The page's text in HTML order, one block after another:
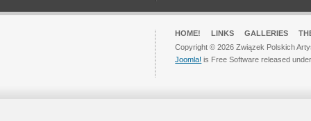
HOME! LINKS GALLERIES
Copyright © 2026 Związek Polskich
Joomla! is Free Software released